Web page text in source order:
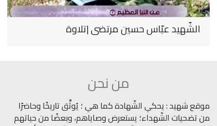
الشّهيد عبّاس حسين مرتضى |تلاوة
من نحن
موقع شهيد : يحكي الشّهادة كما هي ؛ يُوثِّق تاريخًا وحاضرًا
من تضحيات الشّهداء؛ يستعرض وصاياهم، وبعضًا من حياتهم